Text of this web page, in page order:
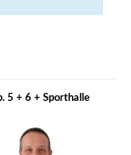
5 + 6 + Sporthalle